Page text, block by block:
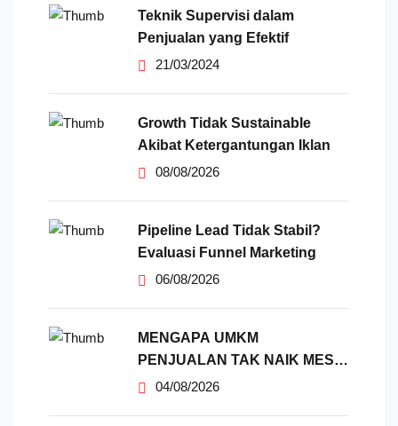
Teknik Supervisi dalam
Penjualan yang Efektif
21/03/2024
Growth Tidak Sustainable
Akibat Ketergantungan Iklan
08/08/2026
Pipeline Lead Tidak Stabil?
Evaluasi Funnel Marketing
06/08/2026
MENGAPA UMKM
PENJUALAN TAK NAIK MESKI
SUDAH
04/08/2026